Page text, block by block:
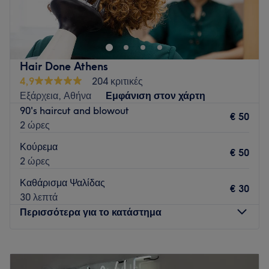
Αθήνας και προσφέρει μία μεγάλη γκαμα υπηρεσιών
Go to venue
Hair Done Athens
4,9
204 κριτικές
Εξάρχεια, Αθήνα
Εμφάνιση στον χάρτη
90's haircut and blowout
2 ώρες
€ 50
Κούρεμα
2 ώρες
€ 50
Καθάρισμα Ψαλίδας
30 λεπτά
€ 30
Περισσότερα για το κατάστημα